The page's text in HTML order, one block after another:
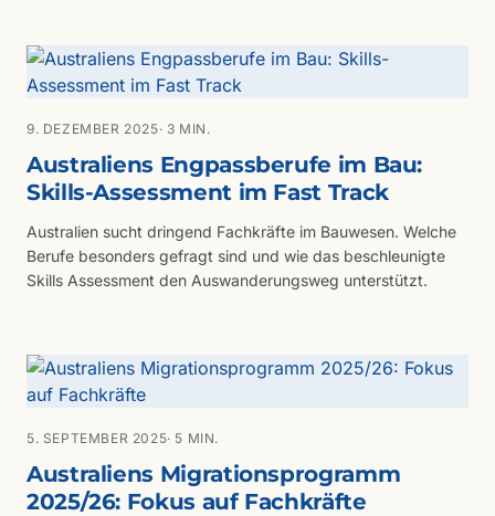
Stellensuche-Angebot.
9. DEZEMBER 2025· 3 MIN.
Australiens Engpassberufe im Bau:
Skills-Assessment im Fast Track
Australien sucht dringend Fachkräfte im Bauwesen. Welche
Berufe besonders gefragt sind und wie das beschleunigte
Skills Assessment den Auswanderungsweg unterstützt.
5. SEPTEMBER 2025· 5 MIN.
Australiens Migrationsprogramm
2025/26: Fokus auf Fachkräfte